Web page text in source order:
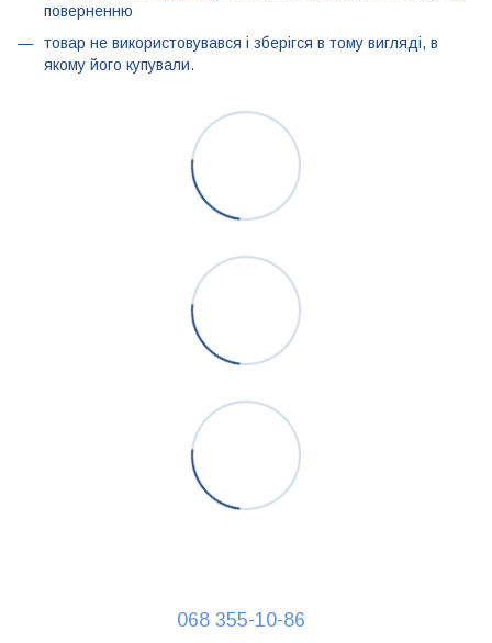
поверненню
товар не використовувався і зберігся в тому вигляді, в
якому його купували.
068 355-10-86